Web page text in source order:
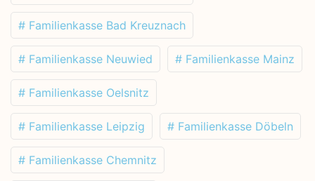
# Familienkasse Bad Kreuznach
# Familienkasse Neuwied # Familienkasse Mainz
# Familienkasse Oelsnitz
# Familienkasse Leipzig # Familienkasse Döbeln
# Familienkasse Chemnitz